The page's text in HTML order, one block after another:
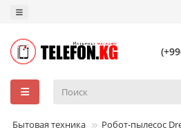
Бытовая техника Робот-пылесос